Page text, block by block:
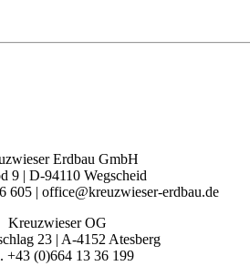
Erdbau GmbH
9 | D-94110 Wegscheid
605 | office@kreuzwieser-erdbau.de
Kreuzwieser OG
23 | A-4152 Atesberg
+43 (0)664 13 36 199